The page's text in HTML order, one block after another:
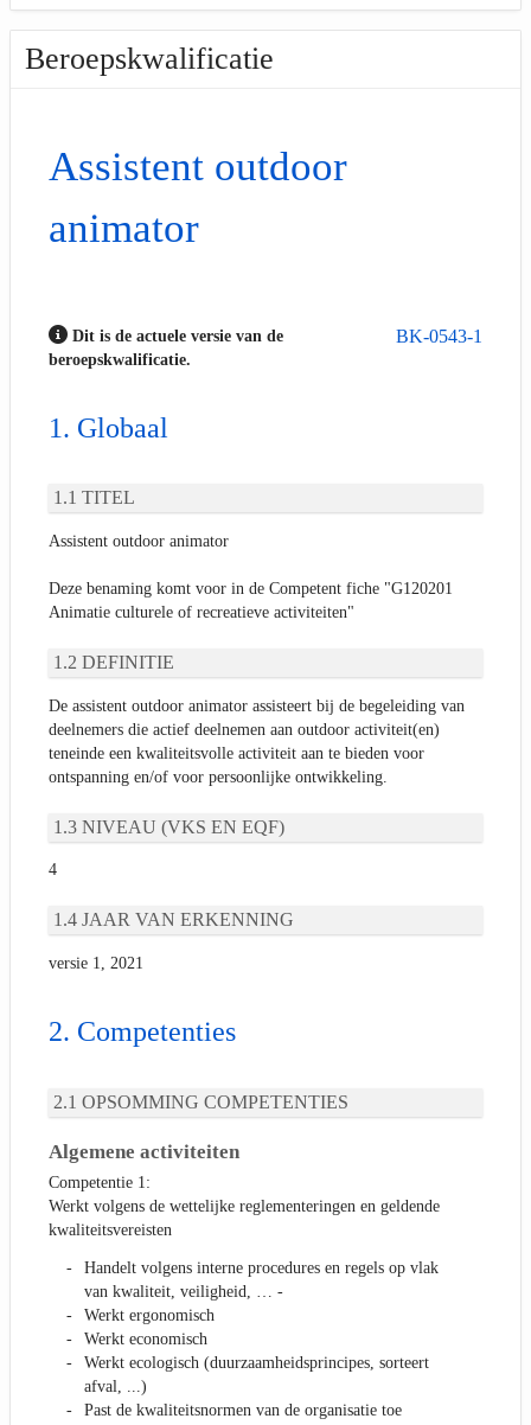
Beroepskwalificatie
Assistent outdoor
animator
BK-0543-1
Dit is de actuele versie van de
beroepskwalificatie.
Globaal
TITEL
Assistent outdoor animator
Deze benaming komt voor in de Competent fiche "G120201
Animatie culturele of recreatieve activiteiten"
DEFINITIE
De assistent outdoor animator assisteert bij de begeleiding van
deelnemers die actief deelnemen aan outdoor activiteit(en)
teneinde een kwaliteitsvolle activiteit aan te bieden voor
ontspanning en/of voor persoonlijke ontwikkeling.
NIVEAU (VKS EN EQF)
4
JAAR VAN ERKENNING
versie 1, 2021
Competenties
OPSOMMING COMPETENTIES
Algemene activiteiten
Competentie 1:
Werkt volgens de wettelijke reglementeringen en geldende
kwaliteitsvereisten
Handelt volgens interne procedures en regels op vlak
van kwaliteit, veiligheid, … -
Werkt ergonomisch
Werkt economisch
Werkt ecologisch (duurzaamheidsprincipes, sorteert
afval, ...)
Past de kwaliteitsnormen van de organisatie toe